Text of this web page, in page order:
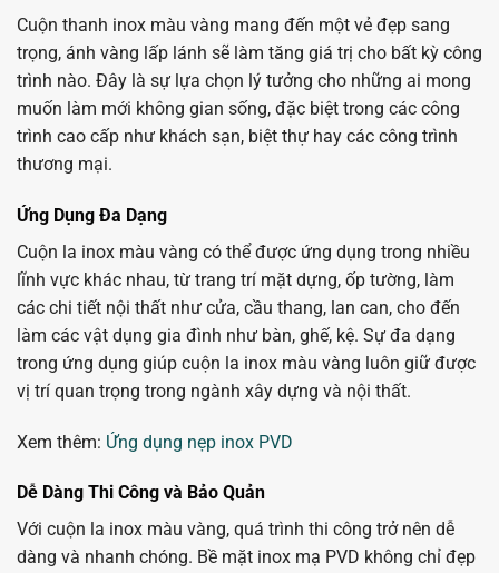
Cuộn thanh inox màu vàng mang đến một vẻ đẹp sang
trọng, ánh vàng lấp lánh sẽ làm tăng giá trị cho bất kỳ công
trình nào. Đây là sự lựa chọn lý tưởng cho những ai mong
muốn làm mới không gian sống, đặc biệt trong các công
trình cao cấp như khách sạn, biệt thự hay các công trình
thương mại.
Ứng Dụng Đa Dạng
Cuộn la inox màu vàng có thể được ứng dụng trong nhiều
lĩnh vực khác nhau, từ trang trí mặt dựng, ốp tường, làm
các chi tiết nội thất như cửa, cầu thang, lan can, cho đến
làm các vật dụng gia đình như bàn, ghế, kệ. Sự đa dạng
trong ứng dụng giúp cuộn la inox màu vàng luôn giữ được
vị trí quan trọng trong ngành xây dựng và nội thất.
Xem thêm: Ứng dụng nẹp inox PVD
Dễ Dàng Thi Công và Bảo Quản
Với cuộn la inox màu vàng, quá trình thi công trở nên dễ
dàng và nhanh chóng. Bề mặt inox mạ PVD không chỉ đẹp